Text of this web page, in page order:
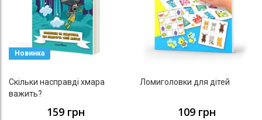
Новинка
Скільки насправді хмара
важить?
159 грн
Ломиголовки для дітей
109 грн